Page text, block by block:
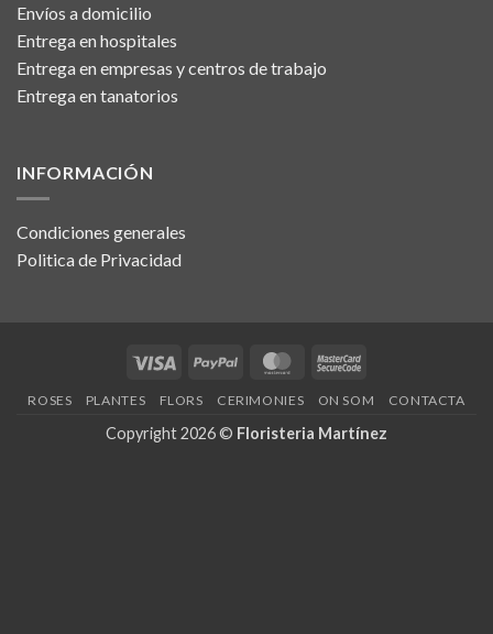
Envíos a domicilio
Entrega en hospitales
Entrega en empresas y centros de trabajo
Entrega en tanatorios
INFORMACIÓN
Condiciones generales
Politica de Privacidad
Visa PayPal MasterCardMasterCard
ROSES PLANTES FLORS CERIMONIES ON SOM CONTACTA
Copyright 2026 © Floristeria Martínez